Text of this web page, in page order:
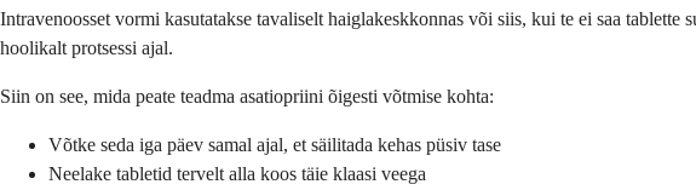
Intravenoosset vormi kasutatakse tavaliselt haiglakeskkonnas või siis, kui te ei saa
hoolikalt protsessi ajal.
Siin on see, mida peate teadma asatiopriini õigesti võtmise kohta:
Võtke seda iga päev samal ajal, et säilitada kehas püsiv tase
Neelake tabletid tervelt alla koos täie klaasi veega